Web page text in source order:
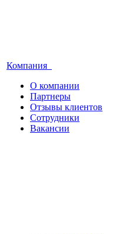
Компания
О компании
Партнеры
Отзывы клиентов
Сотрудники
Вакансии